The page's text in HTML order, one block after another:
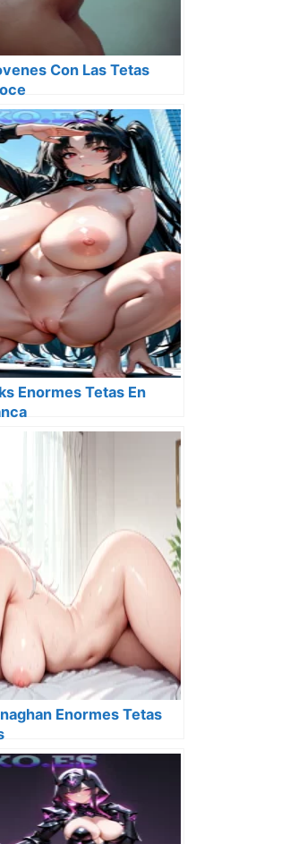
Con Las Tetas
Enormes Tetas En
Enormes Tetas